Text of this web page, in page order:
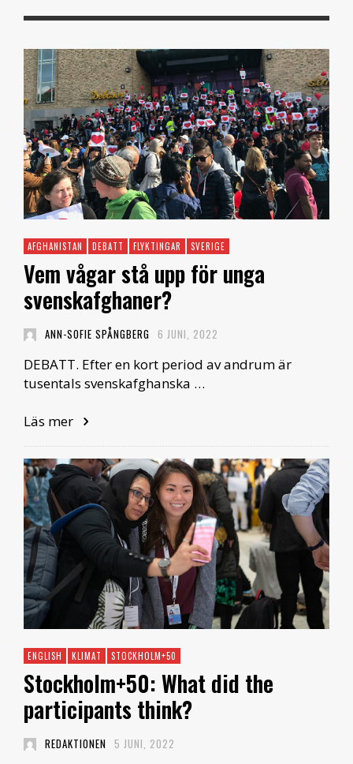
AFGHANISTAN DEBATT FLYKTINGAR SVERIGE
Vem vågar stå upp för unga
svenskafghaner?
ANN-SOFIE SPÅNGBERG 6 JUNI, 2022
DEBATT. Efter en kort period av andrum är
tusentals svenskafghanska …
Läs mer
ENGLISH KLIMAT STOCKHOLM+50
Stockholm+50: What did the
participants think?
REDAKTIONEN 5 JUNI, 2022